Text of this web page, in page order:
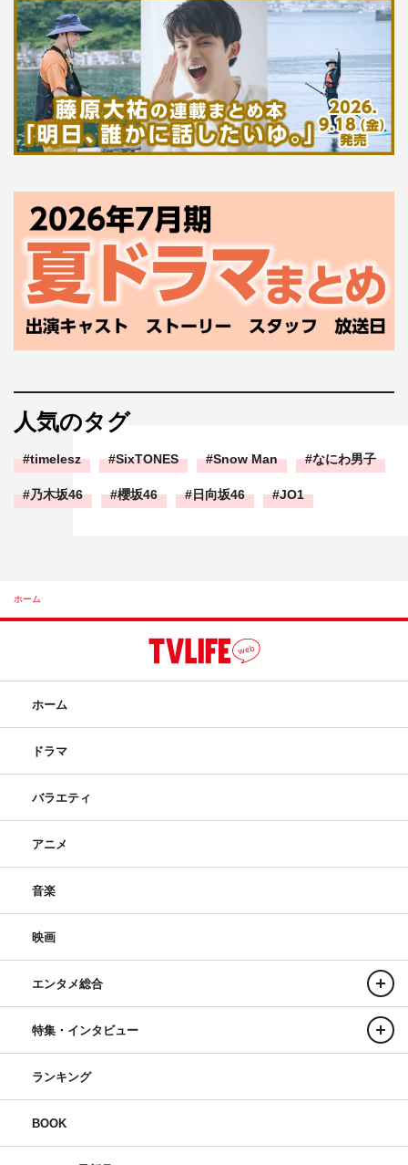
人気のタグ
timelesz SixTONES Snow Man なにわ男子
乃木坂46 櫻坂46 日向坂46 JO1
ホーム
ホーム
ドラマ
バラエティ
アニメ
音楽
映画
エンタメ総合
特集・インタビュー
ランキング
BOOK